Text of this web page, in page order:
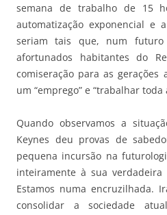
semana de trabalho de 15
automatização exponencial
seriam tais que, num futuro
afortunados habitantes do
comiseração para as
um “emprego” e “trabalhar toda
Quando observamos a
Keynes deu provas de
pequena incursão na
inteiramente à sua verdadeira
Estamos numa encruzilhada.
consolidar a sociedade